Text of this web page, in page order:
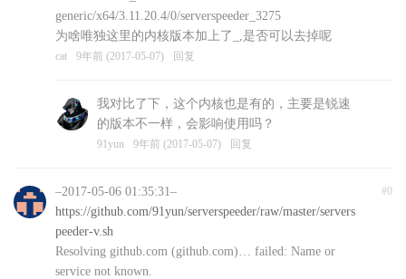
generic/x64/3.11.20.4/0/serverspeeder_3275
为啥唯独这里的内核版本加上了_,是否可以去掉呢
cat 9年前 (2017-05-07) 回复
我对比了下，这个内核也是有的，主要是锐速
的版本不一样，会影响使用吗？
91yun 9年前 (2017-05-07) 回复
#0
–2017-05-06 01:35:31–
https://github.com/91yun/serverspeeder/raw/master/servers
peeder-v.sh
Resolving github.com (github.com)… failed: Name or
service not known.